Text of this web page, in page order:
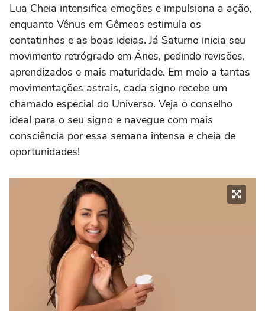
Lua Cheia intensifica emoções e impulsiona a ação,
enquanto Vênus em Gêmeos estimula os
contatinhos e as boas ideias. Já Saturno inicia seu
movimento retrógrado em Áries, pedindo revisões,
aprendizados e mais maturidade. Em meio a tantas
movimentações astrais, cada signo recebe um
chamado especial do Universo. Veja o conselho
ideal para o seu signo e navegue com mais
consciência por essa semana intensa e cheia de
oportunidades!